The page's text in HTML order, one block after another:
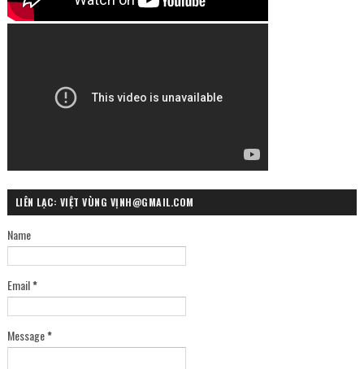
LIÊN LẠC: VIỆT VÙNG VỊNH@GMAIL.COM
Name
Email*
Message*